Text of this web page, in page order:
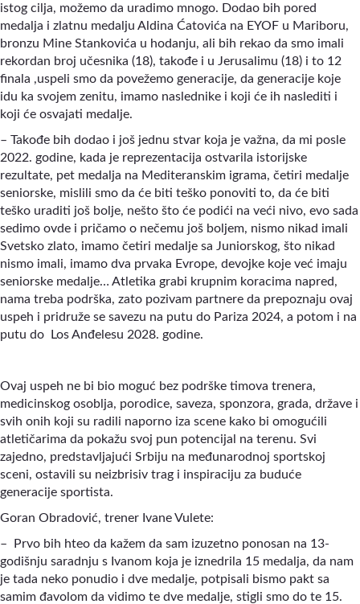
istog cilja, možemo da uradimo mnogo. Dodao bih pored
medalja i zlatnu medalju Aldina Ćatovića na EYOF u Mariboru,
bronzu Mine Stankovića u hodanju, ali bih rekao da smo imali
rekordan broj učesnika (18), takođe i u Jerusalimu (18) i to 12
finala ,uspeli smo da povežemo generacije, da generacije koje
idu ka svojem zenitu, imamo naslednike i koji će ih naslediti i
koji će osvajati medalje.
– Takođe bih dodao i još jednu stvar koja je važna, da mi posle
2022. godine, kada je reprezentacija ostvarila istorijske
rezultate, pet medalja na Mediteranskim igrama, četiri medalje
seniorske, mislili smo da će biti teško ponoviti to, da će biti
teško uraditi još bolje, nešto što će podići na veći nivo, evo sada
sedimo ovde i pričamo o nečemu još boljem, nismo nikad imali
Svetsko zlato, imamo četiri medalje sa Juniorskog, što nikad
nismo imali, imamo dva prvaka Evrope, devojke koje već imaju
seniorske medalje… Atletika grabi krupnim koracima napred,
nama treba podrška, zato pozivam partnere da prepoznaju ovaj
uspeh i pridruže se savezu na putu do Pariza 2024, a potom i na
putu do Los Anđelesu 2028. godine.
Ovaj uspeh ne bi bio moguć bez podrške timova trenera,
medicinskog osoblja, porodice, saveza, sponzora, grada, države i
svih onih koji su radili naporno iza scene kako bi omogućili
atletičarima da pokažu svoj pun potencijal na terenu. Svi
zajedno, predstavljajući Srbiju na međunarodnoj sportskoj
sceni, ostavili su neizbrisiv trag i inspiraciju za buduće
generacije sportista.
Goran Obradović, trener Ivane Vulete:
– Prvo bih hteo da kažem da sam izuzetno ponosan na 13-
godišnju saradnju s Ivanom koja je iznedrila 15 medalja, da nam
je tada neko ponudio i dve medalje, potpisali bismo pakt sa
samim đavolom da vidimo te dve medalje, stigli smo do te 15.